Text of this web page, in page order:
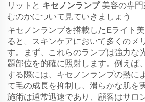
リットと キセノンランプ 美容の専
むのかについて見ていきましょう
キセノンランプを搭載したEライト
ると、スキンケアにおいて多くのメ
す。まず、これらのランプは強力な
題部位を的確に照射します。例えば
する際には、キセノンランプの熱に
て毛の成長を抑制し、滑らかな肌を
施術は通常迅速であり、顧客はサロ